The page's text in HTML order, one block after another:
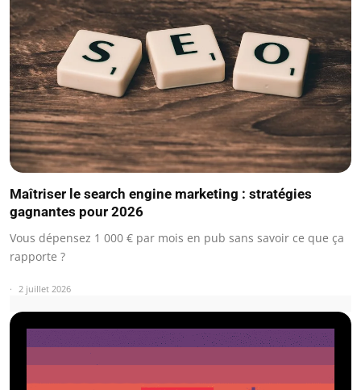
Maîtriser le search engine marketing : stratégies
gagnantes pour 2026
Vous dépensez 1 000 € par mois en pub sans savoir ce que ça
rapporte ?
2 juillet 2026